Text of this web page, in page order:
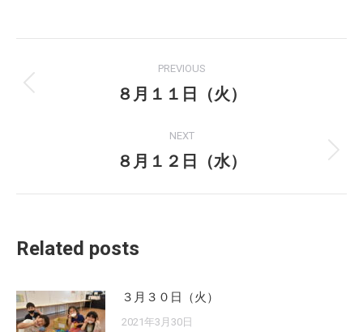
navigation
PREVIOUS
Previous
８月１１日（火）
NEXT
Next
８月１２日（水）
Related posts
３月３０日（火）
2021年3月30日